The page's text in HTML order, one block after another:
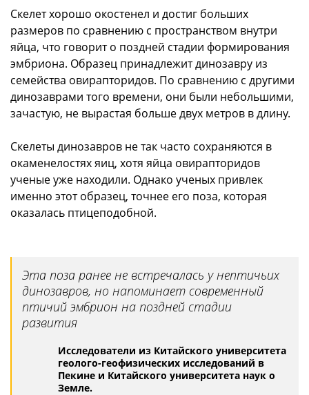
Скелет хорошо окостенел и достиг больших
размеров по сравнению с пространством внутри
яйца, что говорит о поздней стадии формирования
эмбриона. Образец принадлежит динозавру из
семейства овирапторидов. По сравнению с другими
динозаврами того времени, они были небольшими,
зачастую, не вырастая больше двух метров в длину.
Скелеты динозавров не так часто сохраняются в
окаменелостях яиц, хотя яйца овирапторидов
ученые уже находили. Однако ученых привлек
именно этот образец, точнее его поза, которая
оказалась птицеподобной.
Эта поза ранее не встречалась у нептичьих
динозавров, но напоминает современный
птичий эмбрион на поздней стадии
развития
Исследователи из Китайского университета
геолого-геофизических исследований в
Пекине и Китайского университета наук о
Земле.